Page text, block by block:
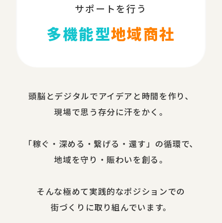
サポートを行う
多機能型地域商社
頭脳と​デジタルで​アイデアと​時間を​作り、​
現場で​思う​存分に​汗を​かく。
​「稼ぐ・​深める​・繋げる・還す」の​循環で、​
地域を​守り・​賑わいを​創る。
​そんな​極めて​実践的な​ポジションでの​
街づくりに​取り組んでいます。​